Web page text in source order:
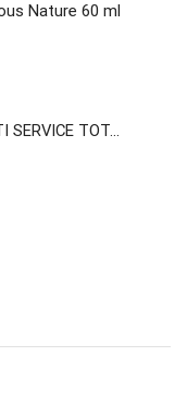
Nature 60 ml
PLATEFORME MULTI SERVICE TOTAL